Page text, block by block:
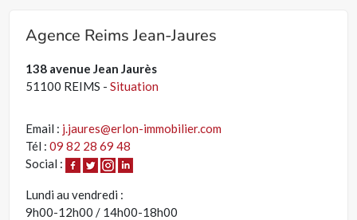
Agence Reims Jean-Jaures
138 avenue Jean Jaurès
51100 REIMS -Situation
Email : j.jaures@erlon-immobilier.com
Tél :09 82 28 69 48
Social :
Lundi au vendredi :
9h00-12h00 / 14h00-18h00